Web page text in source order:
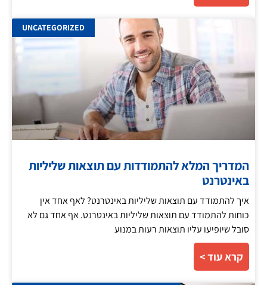
UNCATEGORIZED
המדריך המלא להתמודדות עם תוצאות שליליות
באינטרנט
איך להתמודד עם תוצאות שליליות באינטרנט? לאף אחד אין
כוחות להתמודד עם תוצאות שליליות באינטרנט. אף אחד גם לא
סובל שיופיעו עליו תוצאות רעות במנוע
קרא עוד >